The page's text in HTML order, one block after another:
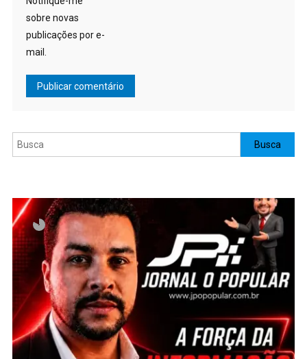
sobre novas
publicações por e-
mail.
Pesquisar Busca